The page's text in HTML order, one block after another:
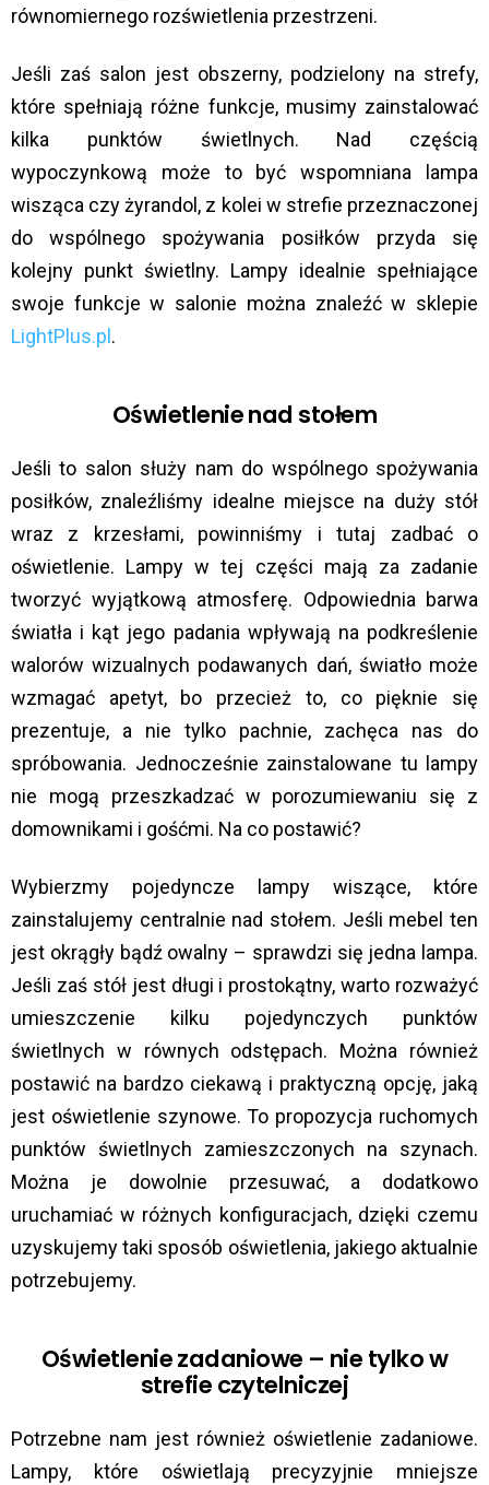
równomiernego rozświetlenia przestrzeni.
Jeśli zaś salon jest obszerny, podzielony na strefy,
które spełniają różne funkcje, musimy zainstalować
kilka punktów świetlnych. Nad częścią
wypoczynkową może to być wspomniana lampa
wisząca czy żyrandol, z kolei w strefie przeznaczonej
do wspólnego spożywania posiłków przyda się
kolejny punkt świetlny. Lampy idealnie spełniające
swoje funkcje w salonie można znaleźć w sklepie
LightPlus.pl.
Oświetlenie nad stołem
Jeśli to salon służy nam do wspólnego spożywania
posiłków, znaleźliśmy idealne miejsce na duży stół
wraz z krzesłami, powinniśmy i tutaj zadbać o
oświetlenie. Lampy w tej części mają za zadanie
tworzyć wyjątkową atmosferę. Odpowiednia barwa
światła i kąt jego padania wpływają na podkreślenie
walorów wizualnych podawanych dań, światło może
wzmagać apetyt, bo przecież to, co pięknie się
prezentuje, a nie tylko pachnie, zachęca nas do
spróbowania. Jednocześnie zainstalowane tu lampy
nie mogą przeszkadzać w porozumiewaniu się z
domownikami i gośćmi. Na co postawić?
Wybierzmy pojedyncze lampy wiszące, które
zainstalujemy centralnie nad stołem. Jeśli mebel ten
jest okrągły bądź owalny – sprawdzi się jedna lampa.
Jeśli zaś stół jest długi i prostokątny, warto rozważyć
umieszczenie kilku pojedynczych punktów
świetlnych w równych odstępach. Można również
postawić na bardzo ciekawą i praktyczną opcję, jaką
jest oświetlenie szynowe. To propozycja ruchomych
punktów świetlnych zamieszczonych na szynach.
Można je dowolnie przesuwać, a dodatkowo
uruchamiać w różnych konfiguracjach, dzięki czemu
uzyskujemy taki sposób oświetlenia, jakiego aktualnie
potrzebujemy.
Oświetlenie zadaniowe – nie tylko w
strefie czytelniczej
Potrzebne nam jest również oświetlenie zadaniowe.
Lampy, które oświetlają precyzyjnie mniejsze